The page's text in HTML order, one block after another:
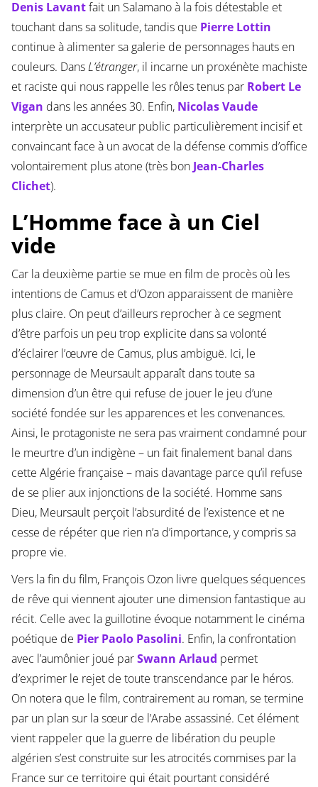
Denis Lavantfait un Salamano à la fois détestable et
touchant dans sa solitude, tandis que Pierre Lottin
continue à alimenter sa galerie de personnages hauts en
couleurs. DansL’étranger, il incarne un proxénète machiste
et raciste qui nous rappelle les rôles tenus par Robert Le
Vigan dans les années 30. Enfin, Nicolas Vaude
interprète un accusateur public particulièrement incisif et
convaincant face à un avocat de la défense commis d’office
volontairement plus atone (très bon Jean-Charles
Clichet).
L’Homme face à un Ciel
vide
Car la deuxième partie se mue en film de procès où les
intentions de Camus et d’Ozon apparaissent de manière
plus claire. On peut d’ailleurs reprocher à ce segment
d’être parfois un peu trop explicite dans sa volonté
d’éclairer l’œuvre de Camus, plus ambiguë. Ici, le
personnage de Meursault apparaît dans toute sa
dimension d’un être qui refuse de jouer le jeu d’une
société fondée sur les apparences et les convenances.
Ainsi, le protagoniste ne sera pas vraiment condamné pour
le meurtre d’un indigène – un fait finalement banal dans
cette Algérie française – mais davantage parce qu’il refuse
de se plier aux injonctions de la société. Homme sans
Dieu, Meursault perçoit l’absurdité de l’existence et ne
cesse de répéter que rien n’a d’importance, y compris sa
propre vie.
Vers la fin du film, François Ozon livre quelques séquences
de rêve qui viennent ajouter une dimension fantastique au
récit. Celle avec la guillotine évoque notamment le cinéma
poétique de Pier Paolo Pasolini. Enfin, la confrontation
avec l’aumônier joué parSwann Arlaud permet
d’exprimer le rejet de toute transcendance par le héros.
On notera que le film, contrairement au roman, se termine
par un plan sur la sœur de l’Arabe assassiné. Cet élément
vient rappeler que la guerre de libération du peuple
algérien s’est construite sur les atrocités commises par la
France sur ce territoire qui était pourtant considéré